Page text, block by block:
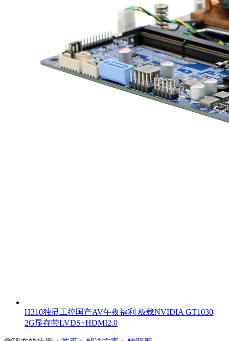
H310独显工控国产AV午夜福利 板载NVIDIA GT1030
2G显存带LVDS+HDMI2.0